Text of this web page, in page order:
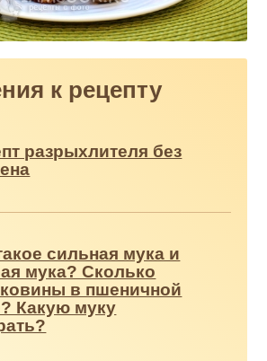
к рецепту
разрыхлителя без
сильная мука и
мука? Сколько
в пшеничной
Какую муку